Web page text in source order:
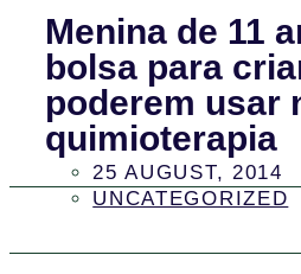
Menina de 11
bolsa para
poderem usar
quimioterapia
25 AUGUST, 2014
UNCATEGORIZED